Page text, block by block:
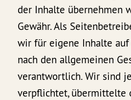
der Inhalte übernehmen
Gewähr. Als
wir für eigene Inhalte
nach den allgemeinen
verantwortlich. Wir sind
verpflichtet, übermittelte